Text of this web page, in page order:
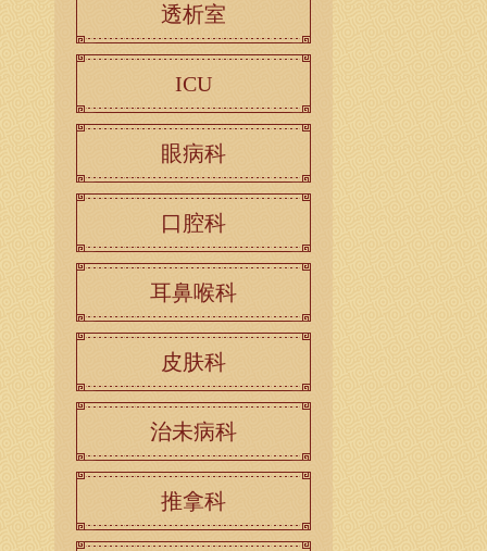
透析室
ICU
眼病科
口腔科
耳鼻喉科
皮肤科
治未病科
推拿科